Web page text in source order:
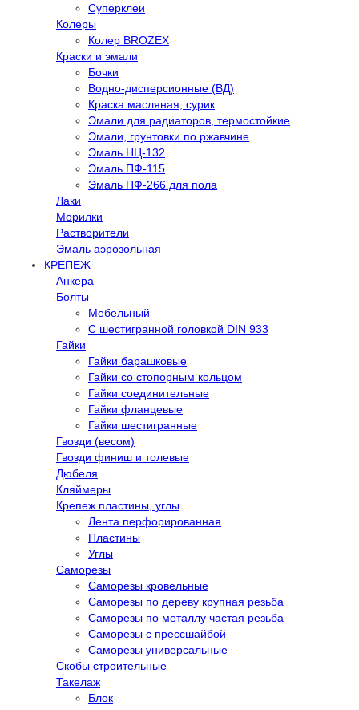
Суперклеи
Колеры
Колер BROZEX
Краски и эмали
Бочки
Водно-дисперсионные (ВД)
Краска масляная, сурик
Эмали для радиаторов, термостойкие
Эмали, грунтовки по ржавчине
Эмаль НЦ-132
Эмаль ПФ-115
Эмаль ПФ-266 для пола
Лаки
Морилки
Растворители
Эмаль аэрозольная
КРЕПЕЖ
Анкера
Болты
Мебельный
С шестигранной головкой DIN 933
Гайки
Гайки барашковые
Гайки со стопорным кольцом
Гайки соединительные
Гайки фланцевые
Гайки шестигранные
Гвозди (весом)
Гвозди финиш и толевые
Дюбеля
Кляймеры
Крепеж пластины, углы
Лента перфорированная
Пластины
Углы
Саморезы
Саморезы кровельные
Саморезы по дереву крупная резьба
Саморезы по металлу частая резьба
Саморезы с прессшайбой
Саморезы универсальные
Скобы строительные
Такелаж
Блок